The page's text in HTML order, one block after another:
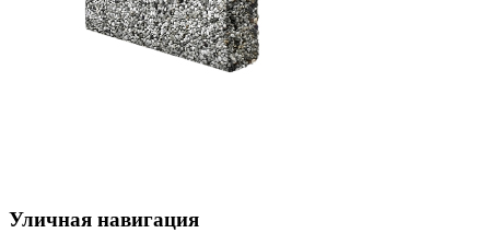
Уличная навигация